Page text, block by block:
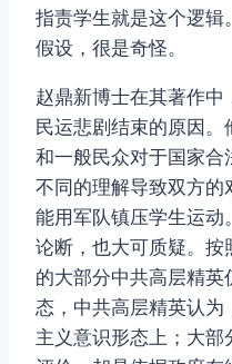
指责学生就是这个逻辑
假设，很是奇怪。
赵鼎新博士在其著作
民运悲剧结束的原因。
和一般民众对于国家合
不同的理解导致双方的
能用军队镇压学生运动
论断，也大可质疑。
的大部分中共高层精
态，中共高层精英认
主义意识形态上；大